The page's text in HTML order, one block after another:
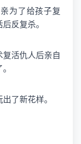
为了给孩子复
反复杀。
活仇人后亲自
了新花样。